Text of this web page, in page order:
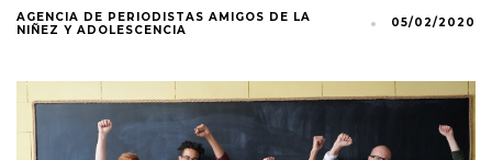
AGENCIA DE PERIODISTAS AMIGOS DE LA
NIÑEZ Y ADOLESCENCIA
05/02/2020